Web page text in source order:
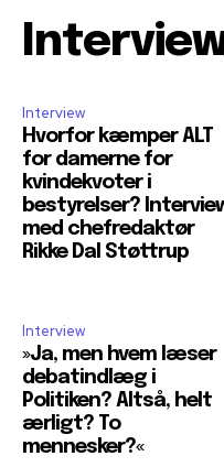
Interview
Hvorfor kæmper ALT
for damerne for
kvindekvoter i
bestyrelser?
med chefredaktør
Rikke Dal Støttrup
Interview
»Ja, men hvem læser
debatindlæg i
Politiken? Altså, helt
ærligt? To
mennesker?«